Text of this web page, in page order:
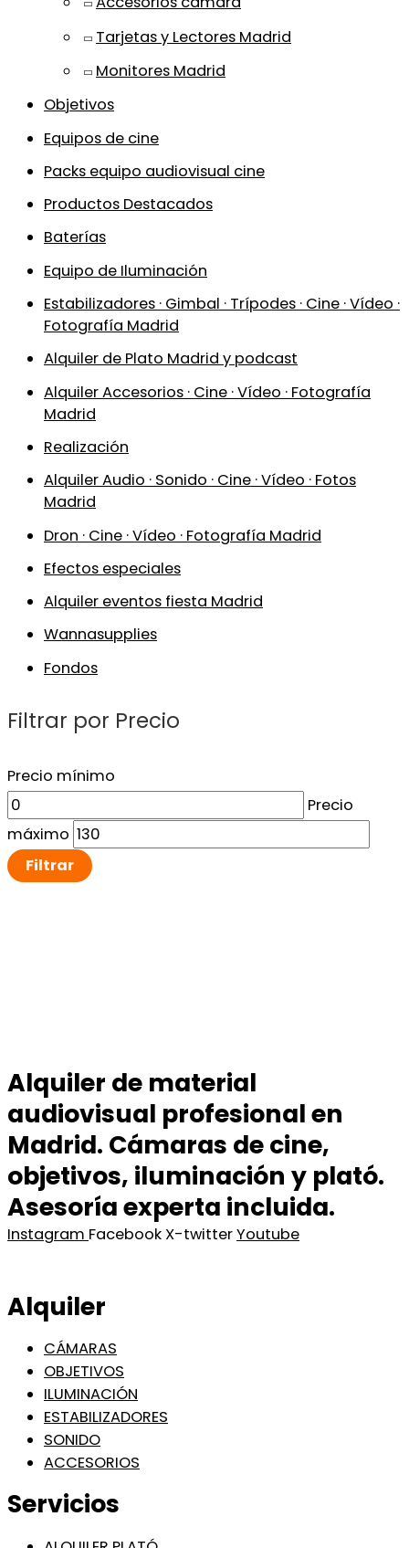
Tarjetas y Lectores Madrid
Monitores Madrid
Objetivos
Equipos de cine
Packs equipo audiovisual cine
Productos Destacados
Baterías
Equipo de Iluminación
Estabilizadores · Gimbal · Trípodes · Cine · Vídeo ·
Fotografía Madrid
Alquiler de Plato Madrid y podcast
Alquiler Accesorios · Cine · Vídeo · Fotografía
Madrid
Realización
Alquiler Audio · Sonido · Cine · Vídeo · Fotos
Madrid
Dron · Cine · Vídeo · Fotografía Madrid
Efectos especiales
Alquiler eventos fiesta Madrid
Wannasupplies
Fondos
Filtrar por Precio
Precio mínimo
Precio
máximo
Filtrar
Alquiler de material
audiovisual profesional en
Madrid. Cámaras de cine,
objetivos, iluminación y plató.
Asesoría experta incluida.
Instagram Facebook X-twitterYoutube
Alquiler
CÁMARAS
OBJETIVOS
ILUMINACIÓN
ESTABILIZADORES
SONIDO
ACCESORIOS
Servicios